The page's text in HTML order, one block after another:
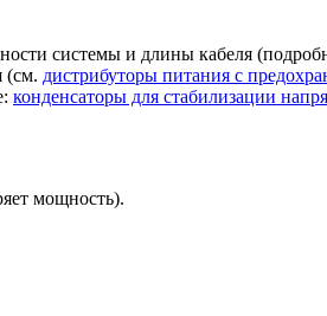
системы и длины кабеля
(см. дистрибуторы питания с
конденсаторы для стабилизации
мощность).